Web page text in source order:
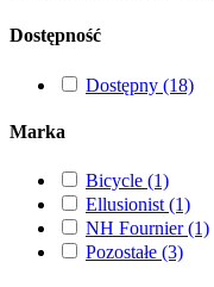
Dostępność
Dostępny (18)
Marka
Bicycle (1)
Ellusionist (1)
NH Fournier(1)
Pozostałe (3)